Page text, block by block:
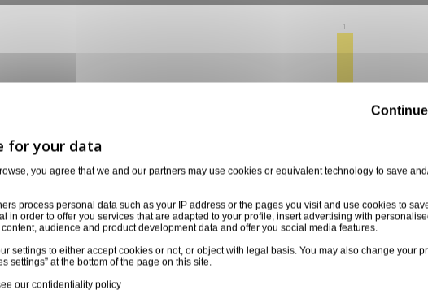
1
you agree that we and our partners may use cookies or equivalent technology to save
process personal data such as your IP address or the pages you visit and use cookies to
in order to offer you services that are adapted to your profile, insert advertising with
audience and product development data and offer you social media features.
settings to either accept cookies or not, or object with legal basis. You may also change your
settings” at the bottom of the page on this site.
our confidentiality policy